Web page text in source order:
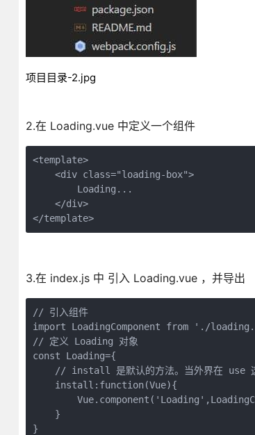
项目目录-2.jpg
2.在 Loading.vue 中定义一个组件
<template>
    <div class="loading-box">
        Loading...
    </div>
</template>
3.在 index.js 中 引入 Loading.vue ，并导出
// 引入组件
import LoadingComponent from './
// 定义 Loading 对象
const Loading={
// install 是默认的方法。当外界在 use
    install:function(Vue){
    }
}